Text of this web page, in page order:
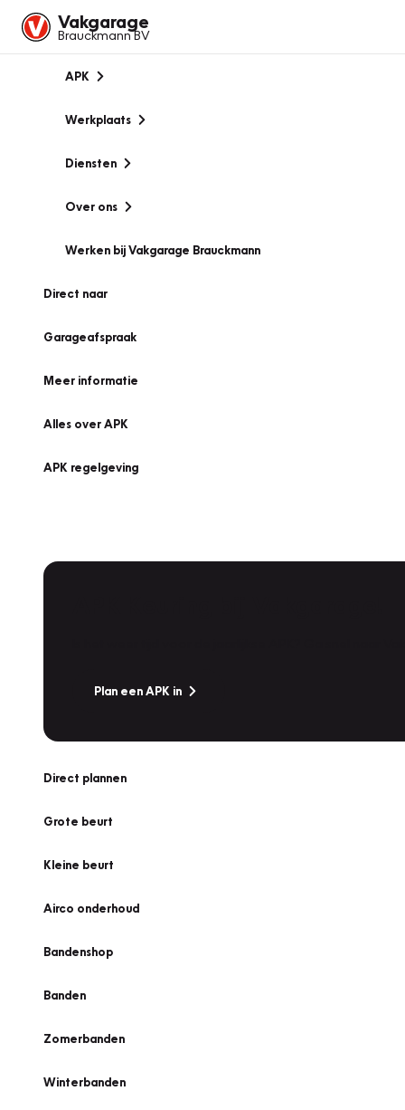
Vakgarage
Brauckmann BV
APK
Werkplaats
Diensten
Over ons
Werken bij Vakgarage Brauckmann
Direct naar
Garageafspraak
Meer informatie
Alles over APK
APK regelgeving
Plan een APK in
Direct plannen
Grote beurt
Kleine beurt
Airco onderhoud
Bandenshop
Banden
Zomerbanden
Winterbanden